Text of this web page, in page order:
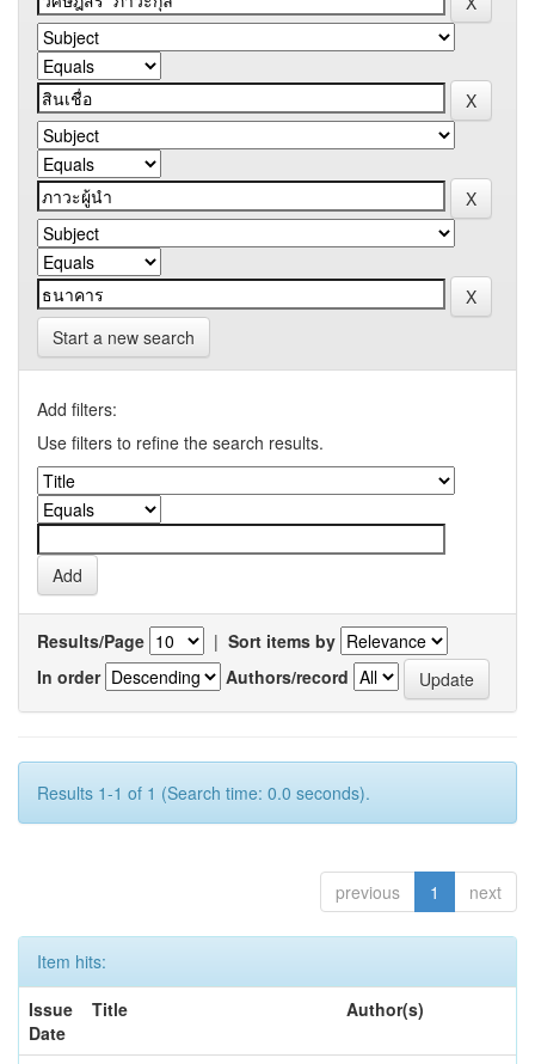
Start a new search
Add filters:
Use filters to refine the search results.
Results/Page | Sort items by
In order
Authors/record
Results 1-1 of 1 (Search time: 0.0 seconds).
previous 1 next
Item hits:
Issue
Date
Title Author(s)